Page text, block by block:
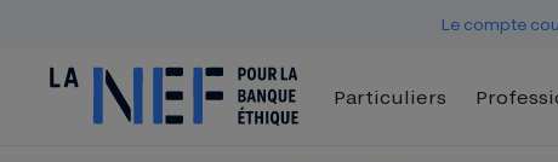
Le compte
Particuliers